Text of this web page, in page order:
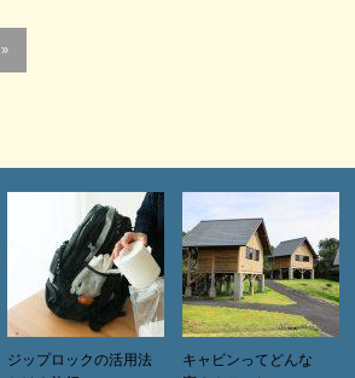
»
ジップロックの活用法
キャビンってどんな